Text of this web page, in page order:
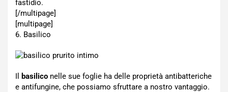
fastidio.
[/multipage]
[multipage]
6. Basilico
Il basilico nelle sue foglie ha delle proprietà antibatteriche
e antifungine, che possiamo sfruttare a nostro vantaggio.